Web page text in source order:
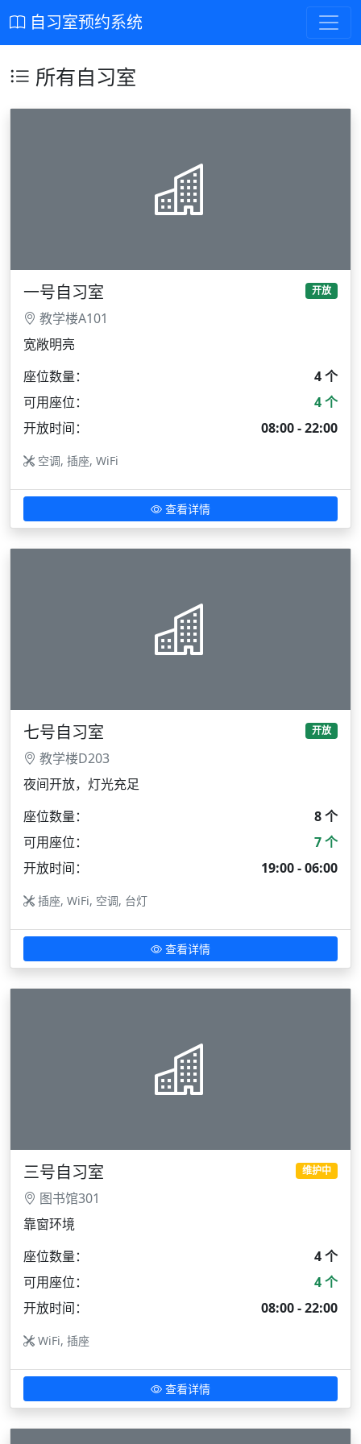
自习室预约系统
所有自习室
一号自习室 开放
教学楼A101
宽敞明亮
座位数量：
4 个
可用座位：
4 个
开放时间：
08:00 - 22:00
空调, 插座, WiFi
查看详情
七号自习室 开放
教学楼D203
夜间开放，灯光充足
座位数量：
8 个
可用座位：
7 个
开放时间：
19:00 - 06:00
插座, WiFi, 空调, 台灯
查看详情
三号自习室 维护中
图书馆301
靠窗环境
座位数量：
4 个
可用座位：
4 个
开放时间：
08:00 - 22:00
WiFi, 插座
查看详情